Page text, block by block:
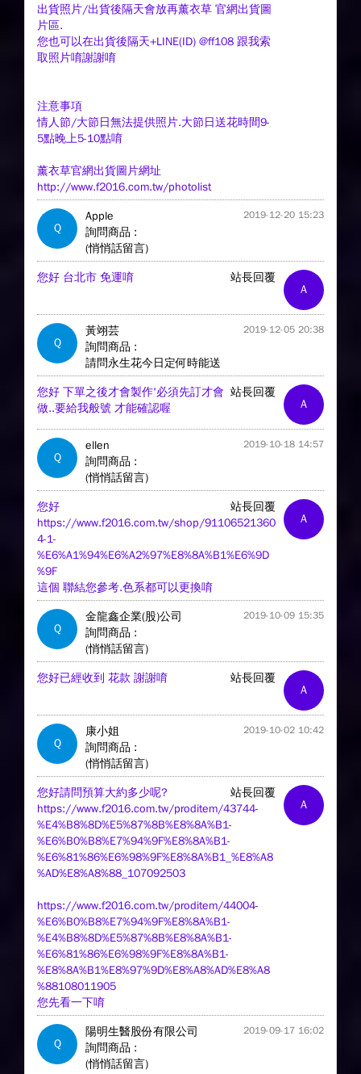
出貨照片/出貨後隔天會放再薰衣草 官網出貨圖
片區.
您也可以在出貨後隔天+LINE(ID) @ff108 跟我索
取照片唷謝謝唷
注意事項
情人節/大節日無法提供照片.大節日送花時間9-
5點晚上5-10點唷
薰衣草官網出貨圖片網址
http://www.f2016.com.tw/photolist
Q
Apple 2019-12-20 15:23
詢問商品 :
(悄悄話留言)
A
站長回覆
您好 台北市 免運唷
Q
黃翊芸 2019-12-05 20:38
詢問商品 :
請問永生花今日定何時能送
A
站長回覆
您好 下單之後才會製作'必須先訂才會
做..要給我般號 才能確認喔
Q
ellen 2019-10-18 14:57
詢問商品 :
(悄悄話留言)
A
站長回覆
您好
https://www.f2016.com.tw/shop/91106521360
4-1-
%E6%A1%94%E6%A2%97%E8%8A%B1%E6%9D
%9F
這個 聯結您參考.色系都可以更換唷
Q
金龍鑫企業(股)公司 2019-10-09 15:35
詢問商品 :
(悄悄話留言)
A
站長回覆
您好已經收到 花款 謝謝唷
Q
康小姐 2019-10-02 10:42
詢問商品 :
(悄悄話留言)
A
站長回覆
您好請問預算大約多少呢?
https://www.f2016.com.tw/proditem/43744-
%E4%B8%8D%E5%87%8B%E8%8A%B1-
%E6%B0%B8%E7%94%9F%E8%8A%B1-
%E6%81%86%E6%98%9F%E8%8A%B1_%E8%A8
%AD%E8%A8%88_107092503
https://www.f2016.com.tw/proditem/44004-
%E6%B0%B8%E7%94%9F%E8%8A%B1-
%E4%B8%8D%E5%87%8B%E8%8A%B1-
%E6%81%86%E6%98%9F%E8%8A%B1-
%E8%8A%B1%E8%97%9D%E8%A8%AD%E8%A8
%88108011905
您先看一下唷
Q
陽明生醫股份有限公司 2019-09-17 16:02
詢問商品 :
(悄悄話留言)